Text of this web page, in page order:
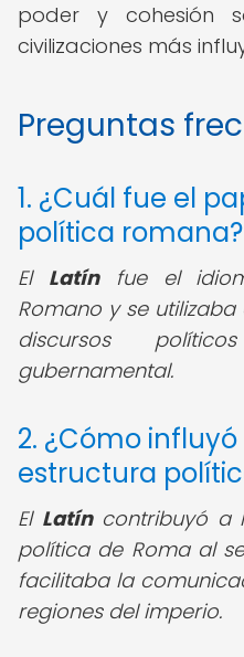
poder y cohesión
civilizaciones más
Preguntas
1. ¿Cuál fue el
política romana?
El Latínfue el
Romano y se
discursos
gubernamental.
2. ¿Cómo
estructura
El Latíncontribuyó a
política de Roma al
facilitaba la
regiones del imperio.